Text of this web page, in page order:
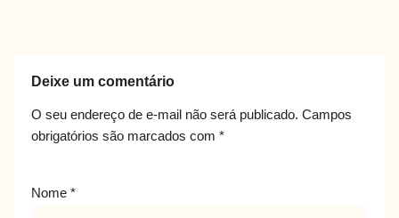
Deixe um comentário
O seu endereço de e-mail não será publicado. Campos
obrigatórios são marcados com *
Nome *